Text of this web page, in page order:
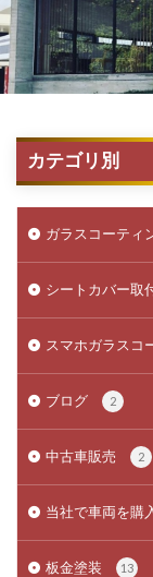
カテゴリ別
ガラスコーティ
シートカバー取
スマホガラスコ
ブログ 2
中古車販売 2
当社で車両を購
板金塗装 13